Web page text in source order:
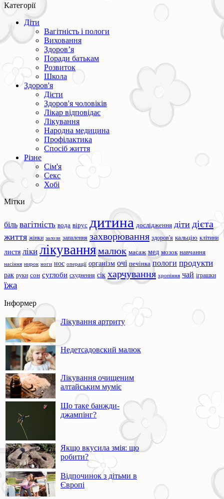
Категорії
Діти
Вагітність і пологи
Виховання
Здоров’я
Поради батькам
Розвиток
Школа
Здоров'я
Дієти
Здоров'я чоловіків
Лікар відповідає
Лікування
Народна медицина
Профілактика
Спосіб життя
Різне
Сім'я
Секс
Хобі
Мітки
біль вагітність вода вірус дитина дослідження діти дієта
життя жінки залози запалення захворювання здоров'я кальцію клітини
листя ліки лікуваннямалюк масаж мед мозок навчання
насіння нирок ноги нос операції організм очі печінка пологи продукти
рак руки сон суглоби схуднення сік харчування хропіння чай іграшки
їжа
Інформер
Лікування артриту
Недетсадовский малюк
Лікування очищеним
алтайським муміє
Що таке банжди-
джампінг?
Якщо вкусила змія: що
робити?
Відпочинок з дітьми в
Європі